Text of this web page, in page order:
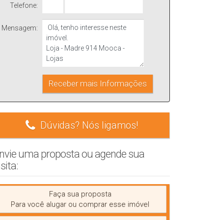
Telefone:
Mensagem:
Dúvidas? Nós ligamos!
uma proposta ou agende sua
Faça sua proposta
Para você alugar ou comprar esse imóvel